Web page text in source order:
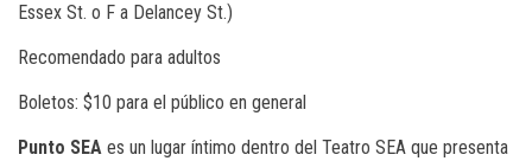
Essex St. o F a Delancey St.)
Recomendado para adultos
Boletos: $10 para el público en general
Punto SEA es un lugar íntimo dentro del Teatro SEA que presenta